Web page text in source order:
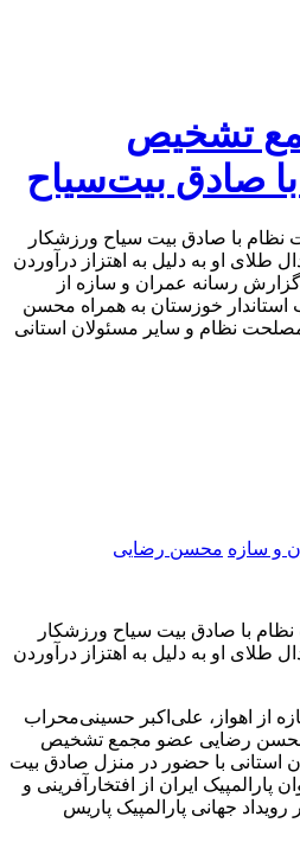
تشخیص
صادق بیت‌سیاح
با صادق بیت سیاح ورزشکار
طلای او به دلیل به اهتزاز درآوردن
گزارش رسانه عمران و سازه از
استاندار خوزستان به همراه محسن
نظام و سایر مسئولان استانی
و سازه محسن رضایی
با صادق بیت سیاح ورزشکار
طلای او به دلیل به اهتزاز درآوردن
از اهواز، علی‌اکبر حسینی‌محراب
محسن رضایی عضو مجمع تشخیص
استانی با حضور در منزل صادق بیت
ایران از افتخارآفرینی و
جهانی پارالمپیک پاریس